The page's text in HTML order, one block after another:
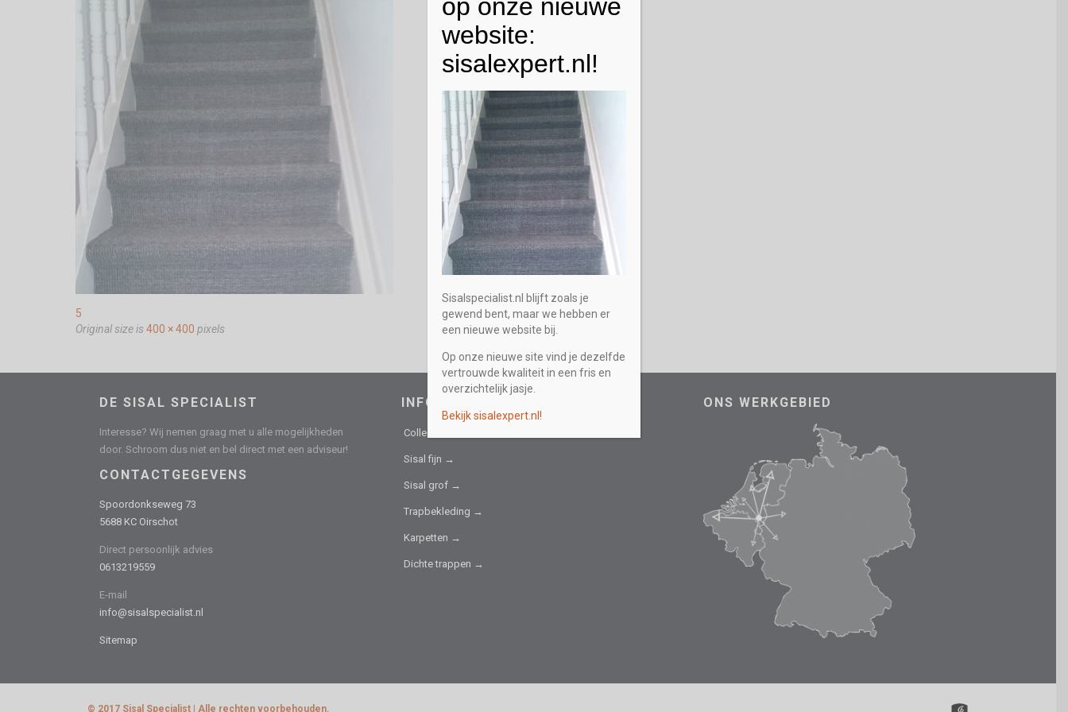
5
Original size is 400 × 400 pixels
DE SISAL SPECIALIST
Interesse? Wij nemen graag met u alle mogelijkheden
door. Schroom dus niet en bel direct met een adviseur!
CONTACTGEGEVENS
Spoordonkseweg 73
5688 KC Oirschot
Direct persoonlijk advies
0613219559
E-mail
info@sisalspecialist.nl
Sitemap
INFORMATIEF
Collectie →
Sisal fijn →
Sisal grof →
Trapbekleding →
Karpetten →
Dichte trappen →
ONS WERKGEBIED
© 2017 Sisal Specialist | Alle rechten voorbehouden.
op onze nieuwe
website:
sisalexpert.nl!
Sisalspecialist.nl blijft zoals je
gewend bent, maar we hebben er
een nieuwe website bij.
Op onze nieuwe site vind je dezelfde
vertrouwde kwaliteit in een fris en
overzichtelijk jasje.
Bekijk sisalexpert.nl!